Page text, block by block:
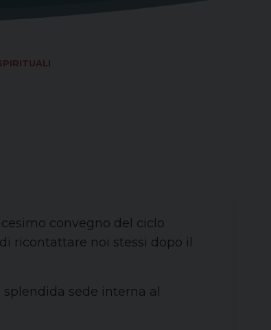
convegno del ciclo
ricontattare noi stessi dopo il
splendida sede interna al